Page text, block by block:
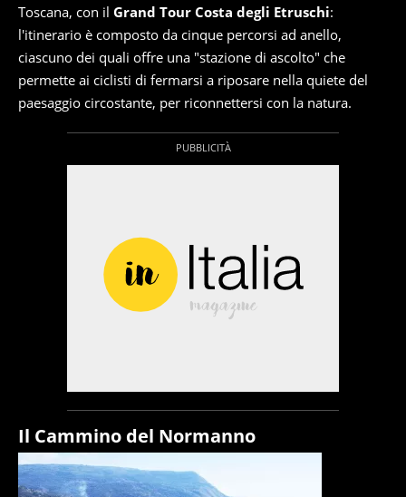
Toscana, con il Grand Tour Costa degli Etruschi:
l'itinerario è composto da cinque percorsi ad anello,
ciascuno dei quali offre una "stazione di ascolto" che
permette ai ciclisti di fermarsi a riposare nella quiete del
paesaggio circostante, per riconnettersi con la natura.
Il Cammino del Normanno